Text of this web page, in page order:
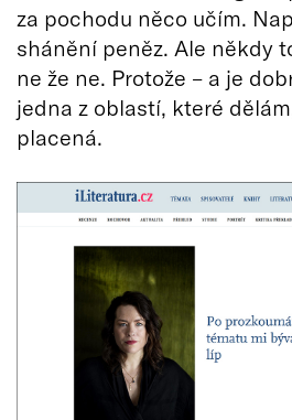
za pochodu něco učím.
shánění peněz. Ale někdy
ne že ne. Protože – a je
jedna z oblastí, které
placená.